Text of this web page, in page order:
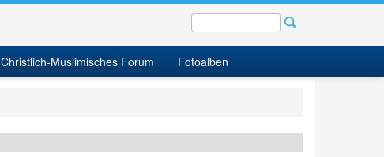
Christlich-Muslimisches Forum Fotoalben